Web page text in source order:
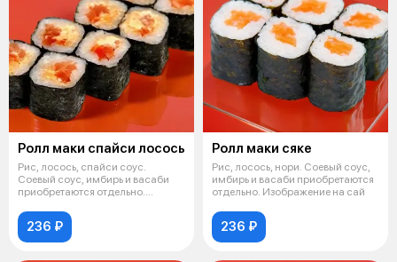
Ролл маки спайси лосось
Рис, лосось, спайси соус.
Соевый соус, имбирь и васаби
приобретаются отдельно.
236 ₽
Ролл маки сяке
Рис, лосось, нори. Соевый соус,
имбирь и васаби приобретаются
отдельно. Изображение на сай
236 ₽